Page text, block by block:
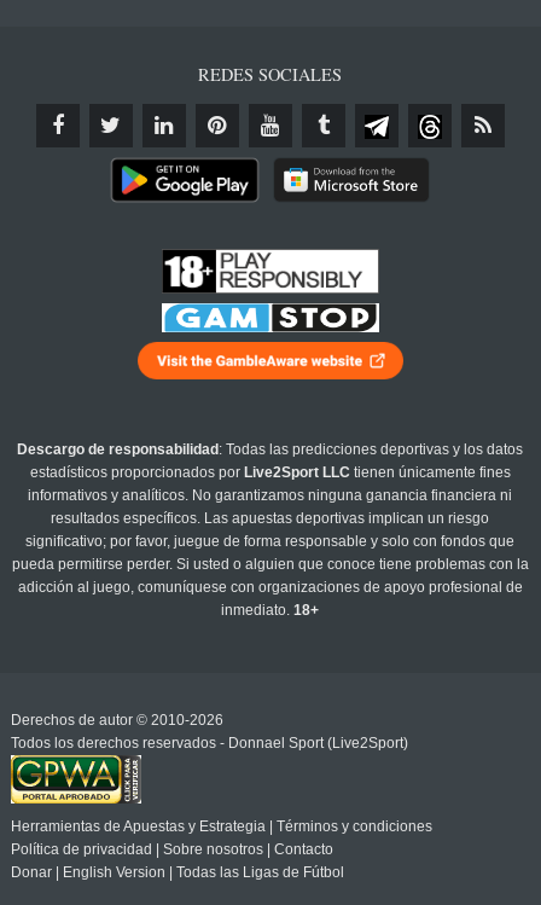
REDES SOCIALES
Descargo de responsabilidad : Todas las predicciones deportivas y los datos
estadísticos proporcionados por Live2Sport LLC tienen únicamente fines
informativos y analíticos. No garantizamos ninguna ganancia financiera ni
resultados específicos. Las apuestas deportivas implican un riesgo
significativo; por favor, juegue de forma responsable y solo con fondos que
pueda permitirse perder. Si usted o alguien que conoce tiene problemas con la
adicción al juego, comuníquese con organizaciones de apoyo profesional de
inmediato.18+
Derechos de autor © 2010-2026
Todos los derechos reservados - Donnael Sport (Live2Sport)
Herramientas de Apuestas y Estrategia| Términos y condiciones
Política de privacidad
Sobre nosotros| Contacto
Donar| English Version Todas las Ligas de Fútbol